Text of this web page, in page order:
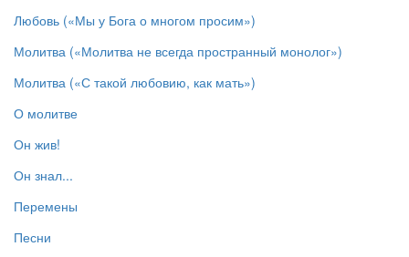
Любовь («Мы у Бога о многом просим»)
Молитва («Молитва не всегда пространный монолог»)
Молитва («С такой любовию, как мать»)
О молитве
Он жив!
Он знал...
Перемены
Песни